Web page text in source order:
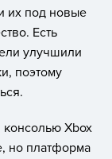
их под новые
Есть
улучшили
поэтому
консолью Xbox
но платформа